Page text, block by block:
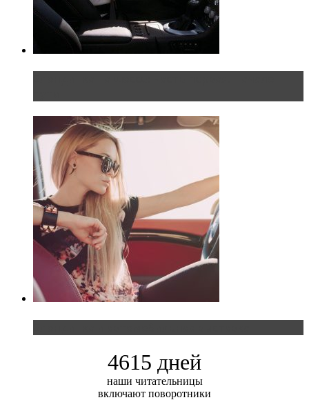
4615 дней
наши читательницы
включают поворотники